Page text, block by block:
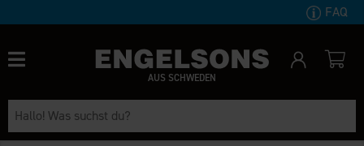
FAQ
AUS SCHWEDEN